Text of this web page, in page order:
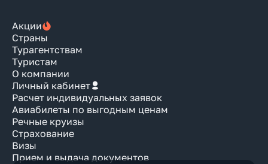
Акции
Страны
Турагентствам
Туристам
О компании
Личный кабинет
Расчет индивидуальных заявок
Авиабилеты по выгодным ценам
Речные круизы
Страхование
Визы
Прием и выдача документов